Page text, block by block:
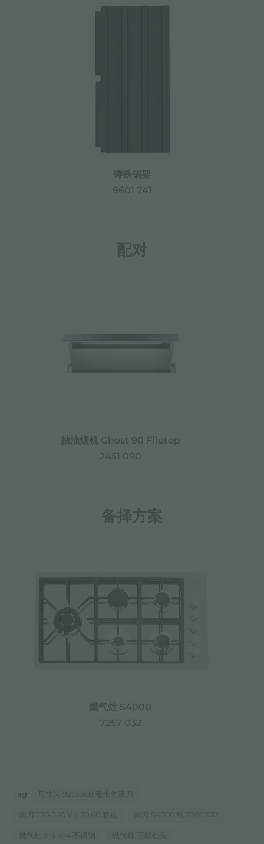
铸铁锅架
9601 741
配对
抽油烟机 Ghost 90 Filotop
2451 090
备择方案
燃气灶 S4000
7257 032
Tag: 尺寸为 925x368 毫米的滚刀
滚刀 220-240 V；50.60 赫兹 滚刀 S4000 线 7286 032
燃气灶 aisi 304 不锈钢 燃气灶 三眼灶头